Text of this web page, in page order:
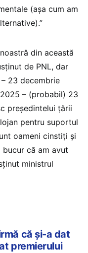
(așa cum am
din această
de PNL, dar
23 decembrie
– (probabil) 23
președintelui țării
pentru suportul
oameni cinstiți și
că am avut
ministrul
că și-a dat
premierului